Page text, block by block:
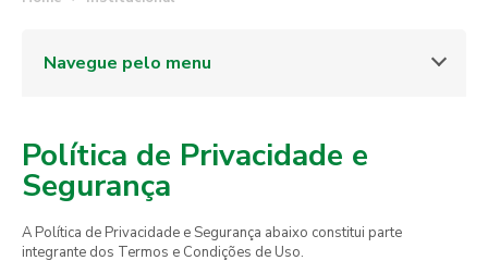
Navegue pelo menu
Política de Privacidade e
Segurança
A Política de Privacidade e Segurança abaixo constitui parte
integrante dos Termos e Condições de Uso.